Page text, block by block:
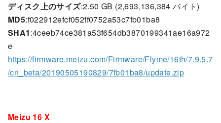
ディスク上のサイズ:2.50 GB (2,693,136,384 バイト)
MD5:f022912efcf052ff0752a53c7fb01ba8
SHA1 :4ceeb74ce381a53f654db3870199341ae16a972
e
https://firmware.meizu.com/Firmware/Flyme/16th/7.9.5.7
/cn_beta/20190505190829/7fb01ba8/update.zip
Meizu 16 X